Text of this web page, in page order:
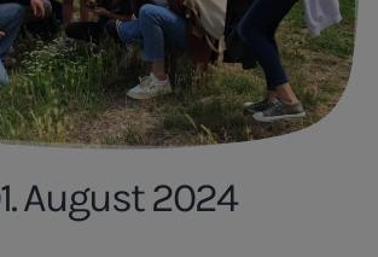
August 2024